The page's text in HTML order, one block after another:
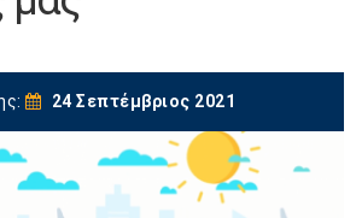
24 Σεπτέμβριος 2021